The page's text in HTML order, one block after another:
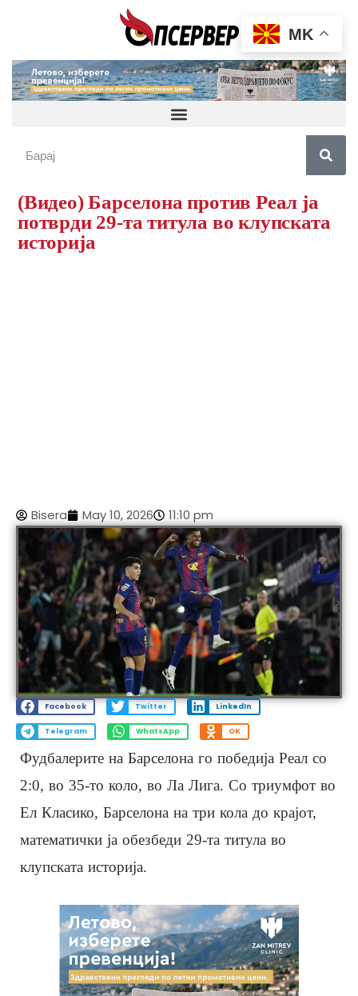
(Видео) Барселона против Реал ја
потврди 29-та титула во клупската
историја
Bisera May 10, 2026 11:10 pm
Facebook Twitter LinkedIn
Telegram WhatsApp OK
Фудбалерите на Барселона го победија Реал со
2:0, во 35-то коло, во Ла Лига. Со триумфот во
Ел Класико, Барселона на три кола до крајот,
математички ја обезбеди 29-та титула во
клупската историја.
MK